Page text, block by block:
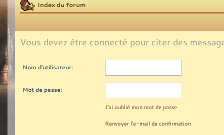
Index du forum
Vous devez être connecté pour citer des
Nom d’utilisateur:
Mot de passe:
J’ai oublié mon mot de passe
Renvoyer l’e-mail de confirmation